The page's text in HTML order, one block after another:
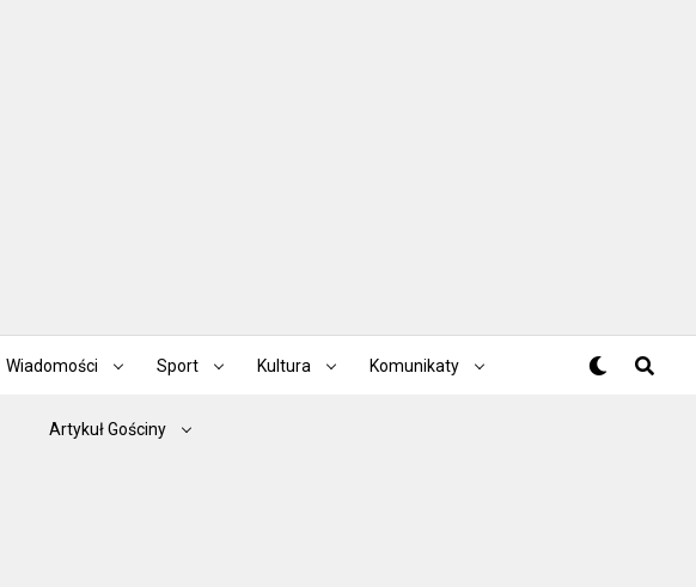
Wiadomości Sport Kultura Komunikaty
Artykuł Gościny